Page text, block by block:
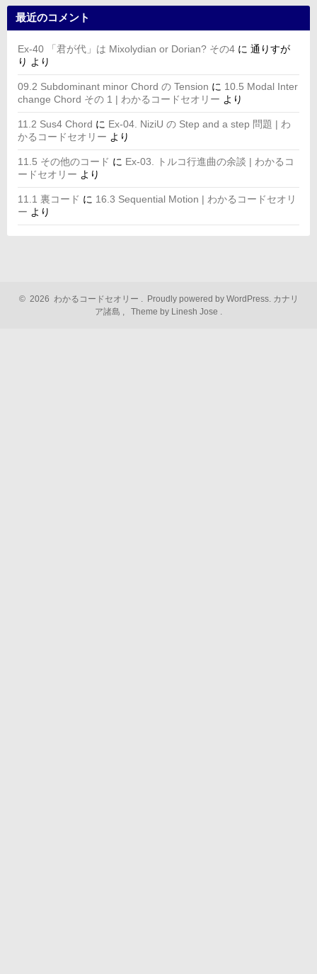
最近のコメント
Ex-40 「君が代」は Mixolydian or Dorian? その4 に 通りすが
り より
09.2 Subdominant minor Chord の Tension に 10.5 Modal Inter
change Chord その 1 | わかるコードセオリー より
11.2 Sus4 Chord に Ex-04. NiziU の Step and a step 問題 | わ
かるコードセオリー より
11.5 その他のコード に Ex-03. トルコ行進曲の余談 | わかるコ
ードセオリー より
11.1 裏コード に 16.3 Sequential Motion | わかるコードセオリ
ー より
© 2026 わかるコードセオリー Proudly powered by WordPress. カナリ
ア諸島
Theme by Linesh Jose